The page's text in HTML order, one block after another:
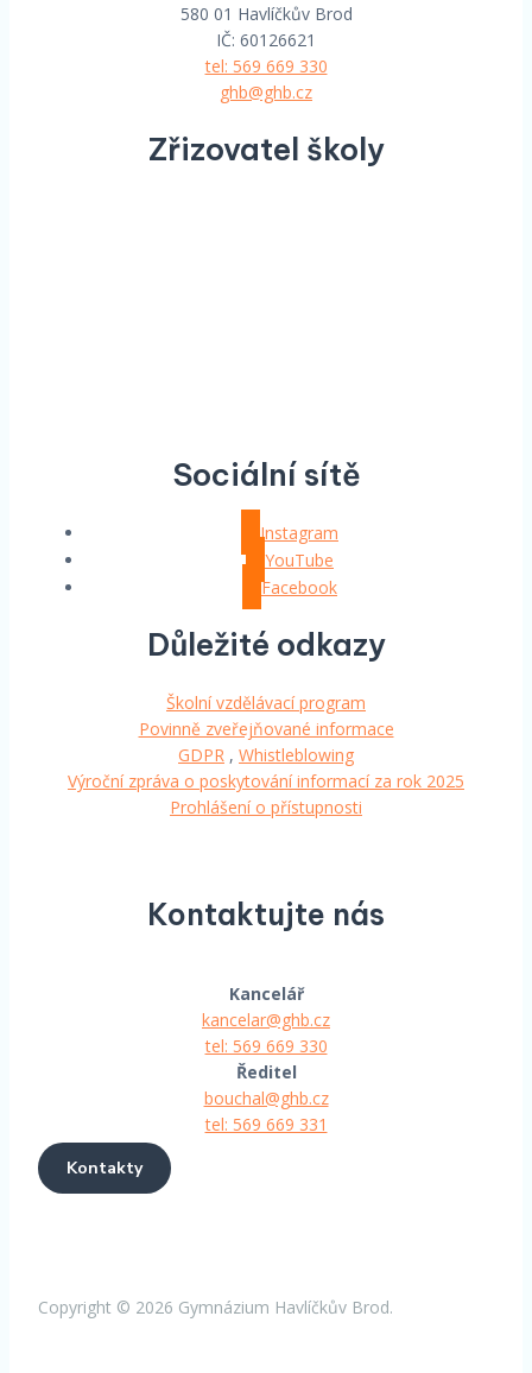
580 01 Havlíčkův Brod
IČ: 60126621
tel: 569 669 330
ghb@ghb.cz
Zřizovatel školy
Sociální sítě
Instagram
YouTube
Facebook
Důležité odkazy
Školní vzdělávací program
Povinně zveřejňované informace
GDPR , Whistleblowing
Výroční zpráva o poskytování informací za rok 2025
Prohlášení o přístupnosti
Kontaktujte nás
Kancelář
kancelar@ghb.cz
tel: 569 669 330
Ředitel
bouchal@ghb.cz
tel: 569 669 331
Kontakty
Copyright © 2026 Gymnázium Havlíčkův Brod.